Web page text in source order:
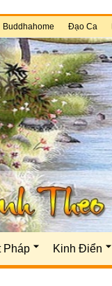
Buddhahome Đạo Ca
Pháp Kinh Điển